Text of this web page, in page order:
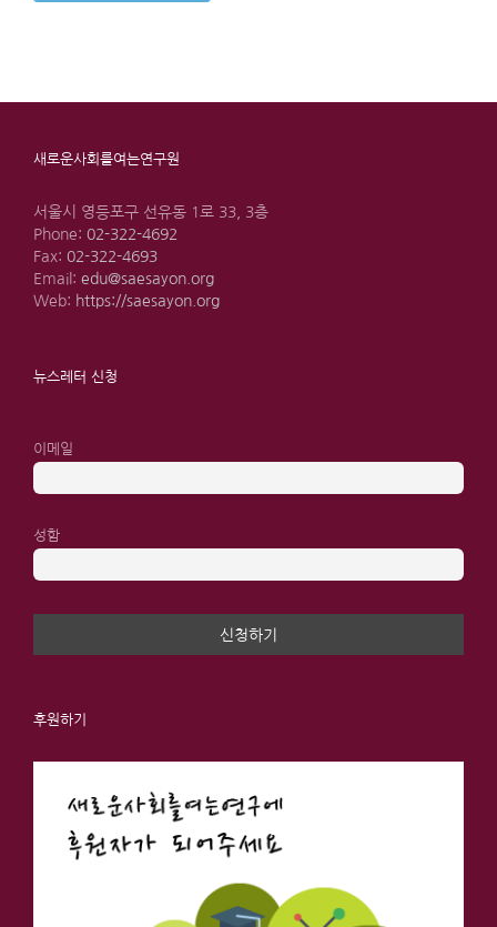
새로운사회를여는연구원
서울시 영등포구 선유동 1로 33, 3층
Phone: 02-322-4692
Fax: 02-322-4693
Email: edu@saesayon.org
Web: https://saesayon.org
뉴스레터 신청
이메일
성함
후원하기